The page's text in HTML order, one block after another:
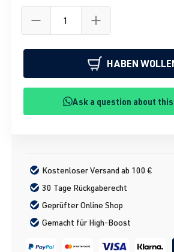
HABEN
Ask a question about
Kostenloser Versand ab 100 €
30 Tage Rückgaberecht
Geprüfter Online Shop
Gemacht für High-Boost